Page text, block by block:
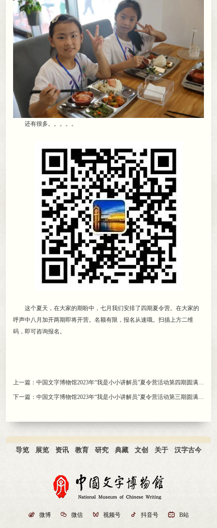
还有很多。。。。。
这个夏天 ， 在大家的期盼中，七月我们安排了四期夏令营。 在大家的
呼声中八月加开两期即将开营。名额有限 ， 报名从速哦。扫描上方二维
码 ， 即可咨询报名。
上一篇： 中国文字博物馆2023年“我是小小讲解员”夏令营活动第四期圆满完成
下一篇： 中国文字博物馆2023年“我是小小讲解员”夏令营活动第三期圆满完成
导览 展览 资讯 教育 研究 典藏 文创 关于 汉字古今
 微博  微信  视频号  抖音号  B站